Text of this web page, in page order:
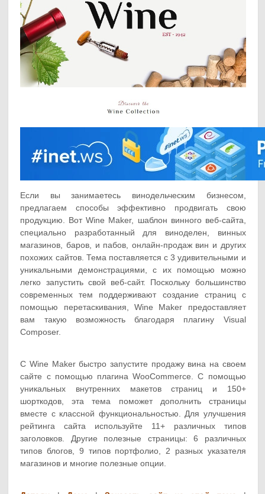
Если вы занимаетесь винодельческим бизнесом,
предлагаем способы эффективно продвигать свою
продукцию. Вот Wine Maker, шаблон винного веб-сайта,
специально разработанный для виноделен, винных
магазинов, баров, и пабов, онлайн-продаж вин и других
похожих сайтов. Тема поставляется с 3 удивительными и
уникальными демонстрациями, с их помощью можно
легко запустить свой веб-сайт. Поскольку большинство
современных тем поддерживают создание страниц с
помощью перетаскивания, Wine Maker предоставляет
вам такую возможность благодаря плагину Visual
Composer.
С Wine Maker быстро запустите продажу вина на своем
сайте с помощью плагина WooCommerce. С помощью
уникальных внутренних макетов страниц и 150+
шорткодов, эта тема поможет дополнить страницы
вместе с классной функциональностью. Для улучшения
рейтинга сайта используйте 11+ различных типов
заголовков. Другие полезные страницы: 6 различных
типов блогов, 9 типов портфолио, 2 разных указателя
магазинов и многие полезные опции.